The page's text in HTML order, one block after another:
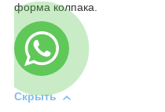
форма колпака.
Скрыть